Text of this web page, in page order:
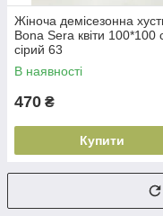
Жіноча демісезонна
Bona Sera квіти 100*100
сірий 63
В наявності
470 ₴
Купити